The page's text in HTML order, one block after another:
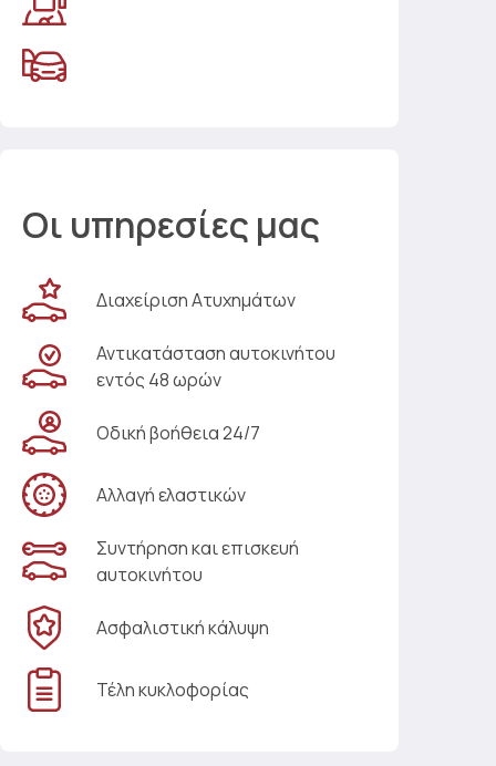
Οι υπηρεσίες μας
Διαχείριση Ατυχημάτων
Αντικατάσταση αυτοκινήτου
εντός 48 ωρών
Οδική βοήθεια 24/7
Αλλαγή ελαστικών
Συντήρηση και επισκευή
αυτοκινήτου
Ασφαλιστική κάλυψη
Τέλη κυκλοφορίας